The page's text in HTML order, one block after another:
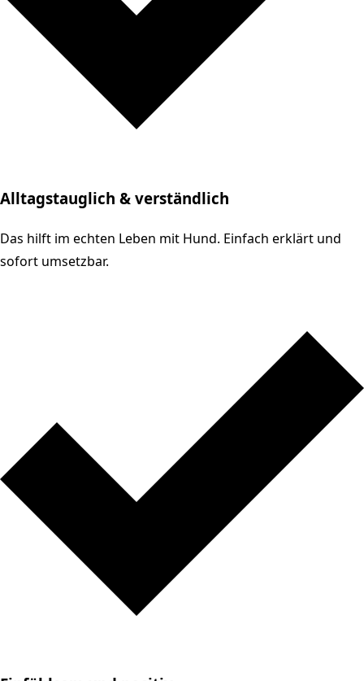
Alltagstauglich & verständlich
Das hilft im echten Leben mit Hund. Einfach erklärt und
sofort umsetzbar.